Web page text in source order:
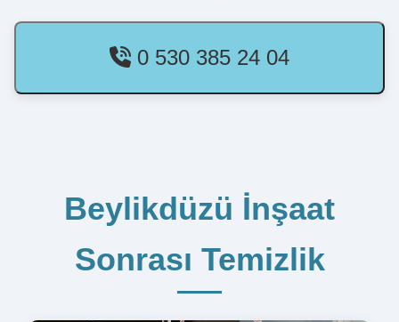
0 530 385 24 04
Beylikdüzü İnşaat
Sonrası Temizlik